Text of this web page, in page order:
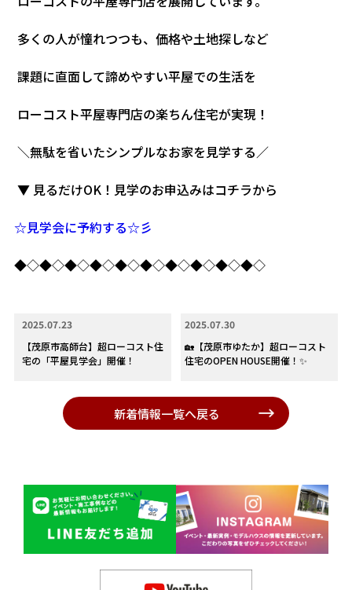
多くの人が憧れつつも、価格や土地探しなど
課題に直面して諦めやすい平屋での生活を
ローコスト平屋専門店の楽ちん住宅が実現！
＼無駄を省いたシンプルなお家を見学する／
▼ 見るだけOK！見学のお申込みはコチラから
☆見学会に予約する☆彡
◆◇◆◇◆◇◆◇◆◇◆◇◆◇◆◇◆◇◆◇
2025.07.23
【茂原市高師台】超ローコスト住
宅の「平屋見学会」開催！
2025.07.30
🏡【茂原市ゆたか】超ローコスト
住宅のOPEN HOUSE開催！✨
新着情報一覧へ戻る